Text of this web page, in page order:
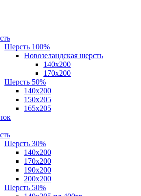
Шерсть 100%
Новозеландская шерсть
140х200
170x200
Шерсть 50%
140x200
150х205
165х205
Шерсть 30%
140х200
170х200
190х200
200х200
Шерсть 50%